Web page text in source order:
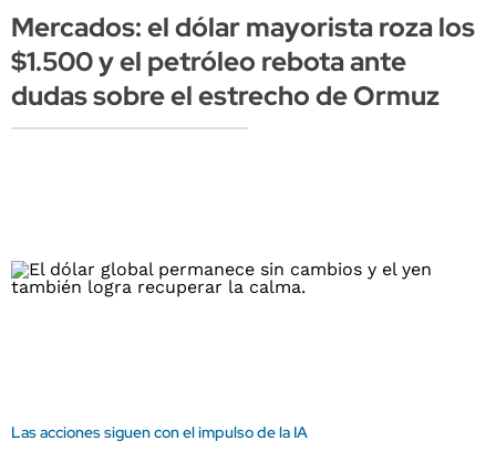
Mercados: el dólar mayorista roza los
$1.500 y el petróleo rebota ante
dudas sobre el estrecho de Ormuz
Las acciones siguen con el impulso de la IA